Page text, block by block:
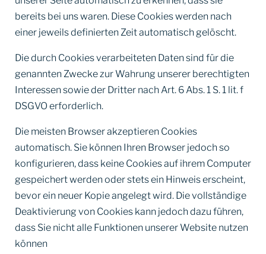
bereits bei uns waren. Diese Cookies werden nach
einer jeweils definierten Zeit automatisch gelöscht.
Die durch Cookies verarbeiteten Daten sind für die
genannten Zwecke zur Wahrung unserer berechtigten
Interessen sowie der Dritter nach Art. 6 Abs. 1 S. 1 lit. f
DSGVO erforderlich.
Die meisten Browser akzeptieren Cookies
automatisch. Sie können Ihren Browser jedoch so
konfigurieren, dass keine Cookies auf ihrem Computer
gespeichert werden oder stets ein Hinweis erscheint,
bevor ein neuer Kopie angelegt wird. Die vollständige
Deaktivierung von Cookies kann jedoch dazu führen,
dass Sie nicht alle Funktionen unserer Website nutzen
können